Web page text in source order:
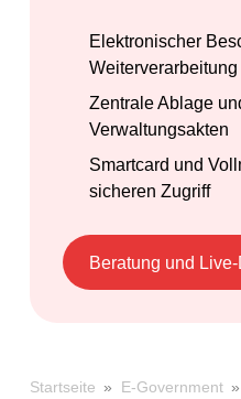
Elektronischer
Weiterverarbeitung
Zentrale Ablage
Verwaltungsakten
Smartcard und
sicheren Zugriff
Beratung und
Startseite » E-Government »